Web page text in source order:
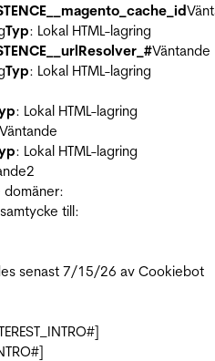
Typ: Lokal HTML-lagring
Väntande
Typ: Lokal HTML-lagring
: Lokal HTML-lagring
Väntande
: Lokal HTML-lagring
2
domäner:
till:
senast 7/15/26 av Cookiebot